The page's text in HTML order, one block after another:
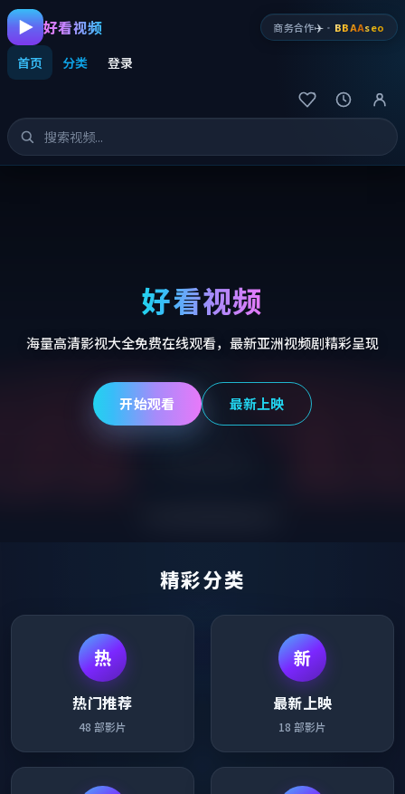
好看视频
首页 分类 登录
商务合作✈️ · BBAAseo
好看视频
海量高清影视大全免费在线观看，最新亚洲视频剧精彩呈现
开始观看 最新上映
精彩分类
热
热门推荐
48 部影片
新
最新上映
18 部影片